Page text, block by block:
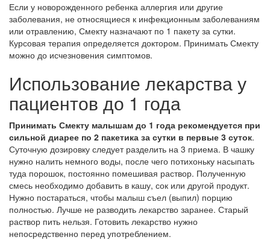
Если у новорожденного ребенка аллергия или другие
заболевания, не относящиеся к инфекционным заболеваниям
или отравлению, Смекту назначают по 1 пакету за сутки.
Курсовая терапия определяется доктором. Принимать Смекту
можно до исчезновения симптомов.
Использование лекарства у
пациентов до 1 года
Принимать Смекту малышам до 1 года рекомендуется при
сильной диарее по 2 пакетика за сутки в первые 3 суток.
Суточную дозировку следует разделить на 3 приема. В чашку
нужно налить немного воды, после чего потихоньку насыпать
туда порошок, постоянно помешивая раствор. Полученную
смесь необходимо добавить в кашу, сок или другой продукт.
Нужно постараться, чтобы малыш съел (выпил) порцию
полностью. Лучше не разводить лекарство заранее. Старый
раствор пить нельзя. Готовить лекарство нужно
непосредственно перед употреблением.